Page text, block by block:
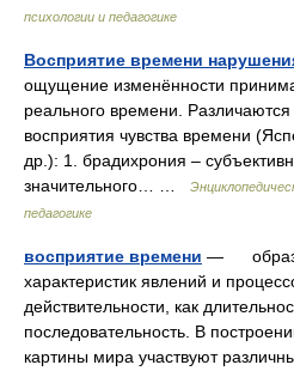
психологии и педагогике
Восприятие времени
ощущение изменённости
реального времени.
восприятия чувства времени
др.): 1. брадихрония –
значительного… …
педагогике
восприятие времени —
характеристик явлений и
действительности, как
последовательность. В
картины мира участвуют